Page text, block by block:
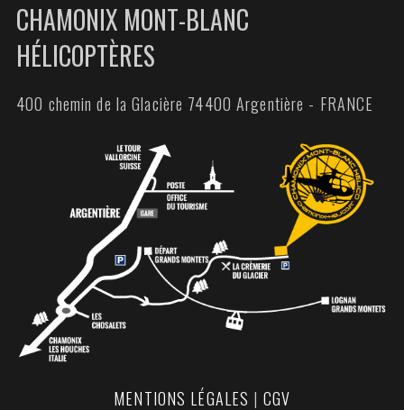
CHAMONIX MONT-BLANC
HÉLICOPTÈRES
400 chemin de la Glacière 74400 Argentière - FRANCE
MENTIONS LÉGALES | CGV